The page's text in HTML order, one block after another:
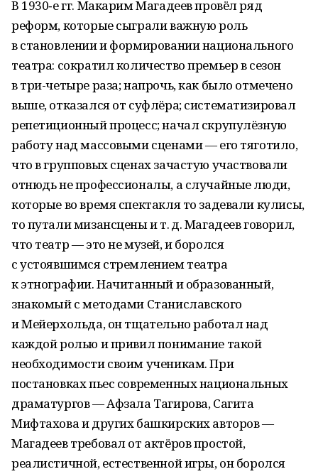
В 1930‑е гг. Макарим Магадеев провёл ряд
реформ, которые сыграли важную роль
в становлении и формировании национального
театра: сократил количество премьер в сезон
в три-четыре раза; напрочь, как было отмечено
выше, отказался от суфлёра; систематизировал
репетиционный процесс; начал скрупулёзную
работу над массовыми сценами — его тяготило,
что в групповых сценах зачастую участвовали
отнюдь не профессионалы, а случайные люди,
которые во время спектакля то задевали кулисы,
то путали мизансцены и т. д. Магадеев говорил,
что театр — это не музей, и боролся
с устоявшимся стремлением театра
к этнографии. Начитанный и образованный,
знакомый с методами Станиславского
и Мейерхольда, он тщательно работал над
каждой ролью и привил понимание такой
необходимости своим ученикам. При
постановках пьес современных национальных
драматургов — Афзала Тагирова, Сагита
Мифтахова и других башкирских авторов —
Магадеев требовал от актёров простой,
реалистичной, естественной игры, он боролся